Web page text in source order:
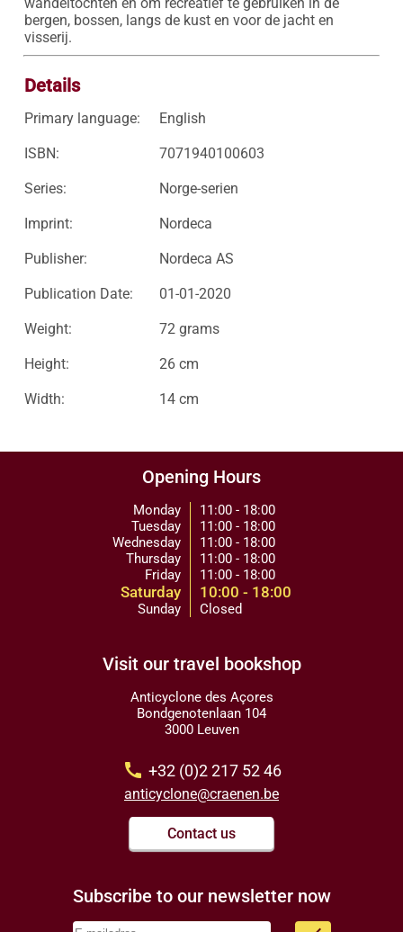
bergen, bossen, langs de kust en voor de jacht en
visserij.
Details
Primary language: English
ISBN: 7071940100603
Series: Norge-serien
Imprint: Nordeca
Publisher: Nordeca AS
Publication Date: 01-01-2020
Weight: 72 grams
Height: 26 cm
Width: 14 cm
Opening Hours
Monday
Tuesday
Wednesday
Thursday
Friday
Saturday
Sunday
11:00 - 18:00
11:00 - 18:00
11:00 - 18:00
11:00 - 18:00
11:00 - 18:00
10:00 - 18:00
Closed
Visit our travel bookshop
Anticyclone des Açores
Bondgenotenlaan 104
3000 Leuven
call +32 (0)2 217 52 46
anticyclone@craenen.be
Contact us
Subscribe to our newsletter now